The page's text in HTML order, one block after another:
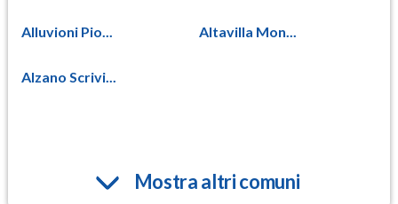
Alluvioni Pio... Altavilla Mon...
Alzano Scrivi...
Mostra altri comuni